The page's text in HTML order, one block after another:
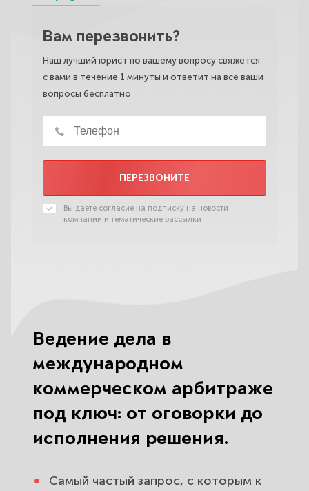
Вам перезвонить?
Наш лучший юрист по вашему вопросу свяжется
с вами в течение 1 минуты и ответит на все ваши
вопросы бесплатно
ПЕРЕЗВОНИТЕ
Вы даете согласие на подписку на новости
компании и тематические рассылки
Ведение дела в
международном
коммерческом арбитраже
под ключ: от оговорки до
исполнения решения.
Самый частый запрос, с которым к